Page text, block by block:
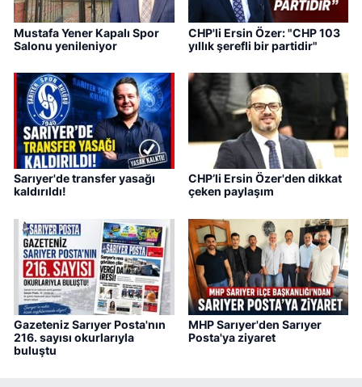
Mustafa Yener Kapalı Spor
Salonu yenileniyor
CHP'li Ersin Özer: "CHP 103
yıllık şerefli bir partidir"
Sarıyer'de transfer yasağı
kaldırıldı!
CHP’li Ersin Özer'den dikkat
çeken paylaşım
Gazeteniz Sarıyer Posta'nın
216. sayısı okurlarıyla
buluştu
MHP Sarıyer'den Sarıyer
Posta'ya ziyaret